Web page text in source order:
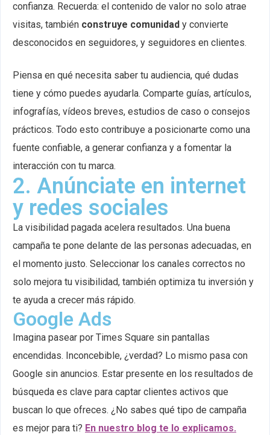
confianza. Recuerda: el contenido de valor no solo atrae
visitas, también construye comunidad y convierte
desconocidos en seguidores, y seguidores en clientes.
Piensa en qué necesita saber tu audiencia, qué dudas
tiene y cómo puedes ayudarla. Comparte guías, artículos,
infografías, vídeos breves, estudios de caso o consejos
prácticos. Todo esto contribuye a posicionarte como una
fuente confiable, a generar confianza y a fomentar la
interacción con tu marca.
2. Anúnciate en internet
y redes sociales
La visibilidad pagada acelera resultados. Una buena
campaña te pone delante de las personas adecuadas, en
el momento justo. Seleccionar los canales correctos no
solo mejora tu visibilidad, también optimiza tu inversión y
te ayuda a crecer más rápido.
Google Ads
Imagina pasear por Times Square sin pantallas
encendidas. Inconcebible, ¿verdad? Lo mismo pasa con
Google sin anuncios. Estar presente en los resultados de
búsqueda es clave para captar clientes activos que
buscan lo que ofreces. ¿No sabes qué tipo de campaña
es mejor para ti? En nuestro blog te lo explicamos.